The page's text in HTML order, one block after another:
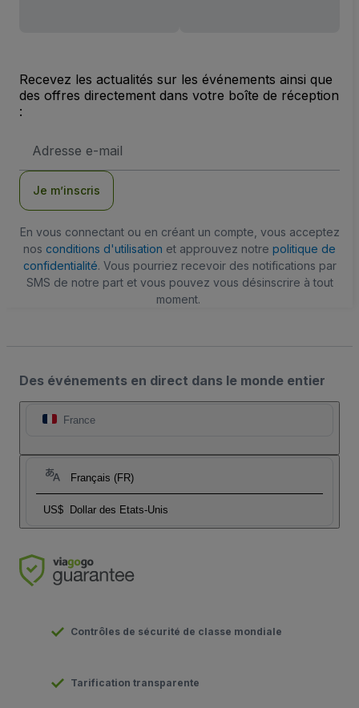
Recevez les actualités sur les événements ainsi que
des offres directement dans votre boîte de réception
:
e-
Je m’inscris
En vous connectant ou en créant un compte, vous acceptez
nos conditions d'utilisation et approuvez notre politique de
confidentialité. Vous pourriez recevoir des notifications par
SMS de notre part et vous pouvez vous désinscrire à tout
moment.
Des événements en direct dans le monde entier
France
Français (FR)
US$ Dollar des Etats-Unis
Contrôles de sécurité de classe mondiale
Tarification transparente